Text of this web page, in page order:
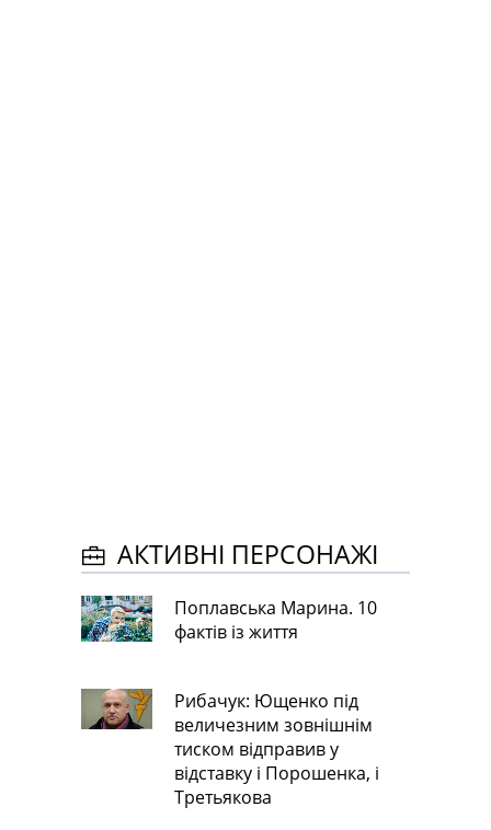
АКТИВНІ ПЕРСОНАЖІ
Поплавська Марина. 10
фактів із життя
Рибачук: Ющенко під
величезним зовнішнім
тиском відправив у
відставку і Порошенка, і
Третьякова